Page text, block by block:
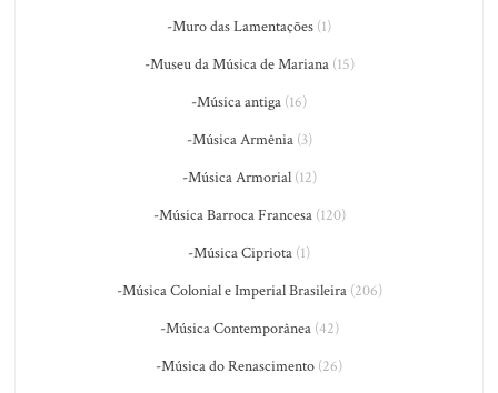
-Muro das Lamentações (1)
-Museu da Música de Mariana(15)
-Música antiga (16)
-Música Armênia(3)
-Música Armorial(12)
-Música Barroca Francesa(120)
-Música Cipriota (1)
-Música Colonial e Imperial Brasileira(206)
-Música Contemporânea(42)
-Música do Renascimento (26)